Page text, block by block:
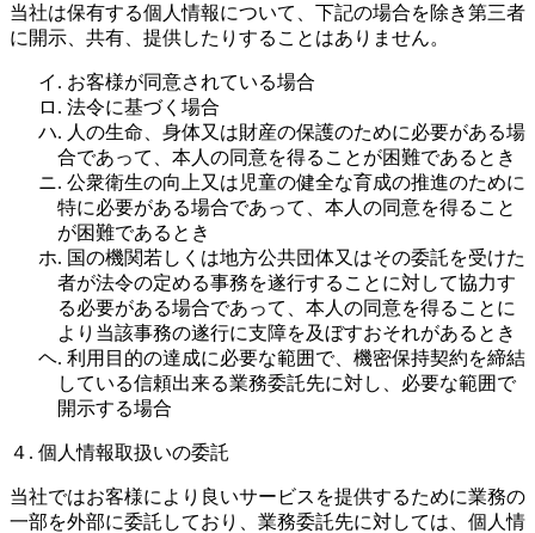
当社は保有する個人情報について、下記の場合を除き第三者
に開示、共有、提供したりすることはありません。
イ. お客様が同意されている場合
ロ. 法令に基づく場合
ハ. 人の生命、身体又は財産の保護のために必要がある場
合であって、本人の同意を得ることが困難であるとき
ニ. 公衆衛生の向上又は児童の健全な育成の推進のために
特に必要がある場合であって、本人の同意を得ること
が困難であるとき
ホ. 国の機関若しくは地方公共団体又はその委託を受けた
者が法令の定める事務を遂行することに対して協力す
る必要がある場合であって、本人の同意を得ることに
より当該事務の遂行に支障を及ぼすおそれがあるとき
ヘ. 利用目的の達成に必要な範囲で、機密保持契約を締結
している信頼出来る業務委託先に対し、必要な範囲で
開示する場合
４. 個人情報取扱いの委託
当社ではお客様により良いサービスを提供するために業務の
一部を外部に委託しており、業務委託先に対しては、個人情